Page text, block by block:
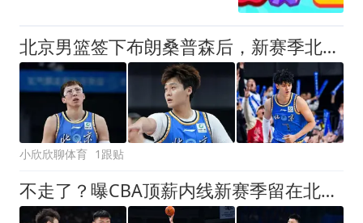
北京男篮签下布朗桑普森后，新赛季北京队首发5人预测，布朗领衔
小欣欣聊体育 1跟贴
不走了？曝CBA顶薪内线新赛季留在北京首钢，李楠还会重用他吗？